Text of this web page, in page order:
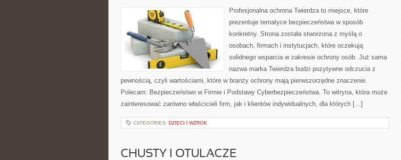
Profesjonalna ochrona Twierdza to miejsce, które
prezentuje tematyce bezpieczeństwa w sposób
konkretny. Strona została stworzona z myślą o
osobach, firmach i instytucjach, które oczekują
solidnego wsparcia w zakresie ochrony osób. Już sama
nazwa marka Twierdza budzi pozytywne odczucia z
pewnością, czyli wartościami, które w branży ochrony mają pierwszorzędne znaczenie.
Polecam: Bezpieczeństwo w Firmie i Podstawy Cyberbezpieczeństwa. To witryna, która może
zainteresować zarówno właścicieli firm, jak i klientów indywidualnych, dla których […]
CATEGORIES: DZIECI I WZROK
CHUSTY I OTULACZE